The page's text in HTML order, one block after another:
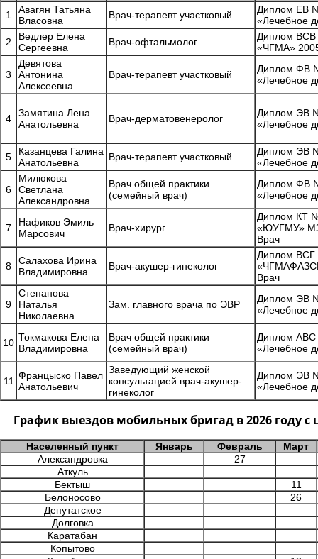
1
Авагян Татьяна
Власовна
Врач-терапевт участковый
Диплом ЕВ
«Лечебное
2
Ведлер Елена
Сергеевна
Врач-офтальмолог
Диплом
«ЧГМА»
3
Девятова
Антонина
Алексеевна
Врач-терапевт участковый
Диплом ФВ
«Лечебное
4
Замятина Лена
Анатольевна
Врач-дерматовенеролог
Диплом ЭВ
«Лечебное
5
Казанцева Галина
Анатольевна
Врач-терапевт участковый
Диплом ЭВ
«Лечебное
6
Милюкова
Светлана
Александровна
Врач общей практики
(семейный врач)
Диплом ФВ
«Лечебное
7
Нафиков Эмиль
Марсович
Врач-хирург
Диплом КТ
«ЮУГМУ»
Врач
8
Салахова Ирина
Владимировна
Врач-акушер-гинеколог
Диплом
Врач
9
Степанова
Наталья
Николаевна
Зам. главного врача по ЭВР
Диплом ЭВ
«Лечебное
10 Токмакова Елена
Владимировна
Врач общей практики
(семейный врач)
Диплом
«Лечебное
11 Францыско Павел
Анатольевич
Заведующий женской
консультацией врач-акушер-
гинеколог
Диплом ЭВ
«Лечебное
График выездов мобильных бригад в 2026 году
Населенный пункт Январь Февраль
Март
Александровка
27
Аткуль
Бектыш
11
Белоносово
26
Депутатское
Долговка
Каратабан
Копытово